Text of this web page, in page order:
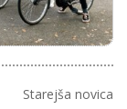
Starejša novica